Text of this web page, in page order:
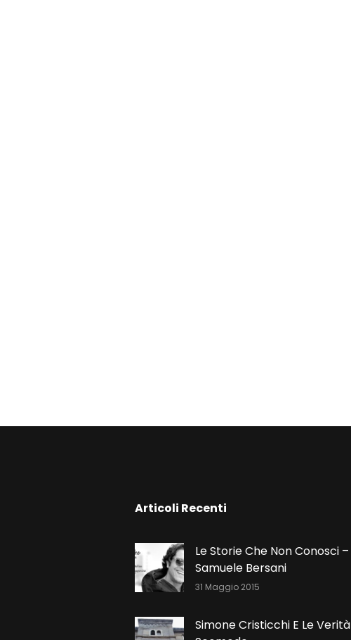
Articoli Recenti
Le Storie Che Non Conosci –
Samuele Bersani
31 Maggio 2015
Simone Cristicchi E Le Verità